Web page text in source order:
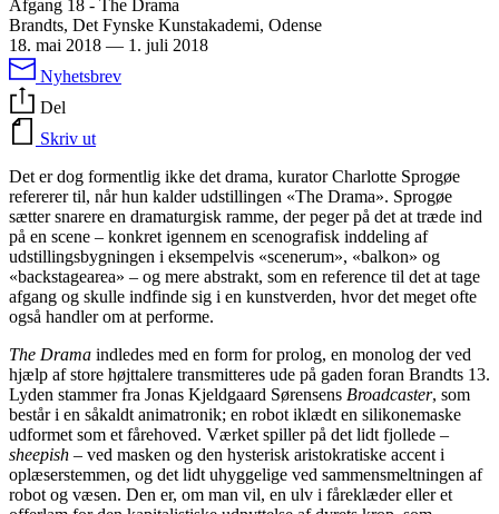
Afgang 18 - The Drama
Brandts, Det Fynske Kunstakademi, Odense
18. mai 2018 — 1. juli 2018
Nyhetsbrev
Del
Skriv ut
Det er dog formentlig ikke det drama, kurator Charlotte Sprogøe
refererer til, når hun kalder udstillingen «The Drama». Sprogøe
sætter snarere en dramaturgisk ramme, der peger på det at træde ind
på en scene – konkret igennem en scenografisk inddeling af
udstillingsbygningen i eksempelvis «scenerum», «balkon» og
«backstagearea» – og mere abstrakt, som en reference til det at tage
afgang og skulle indfinde sig i en kunstverden, hvor det meget ofte
også handler om at performe.
The Drama indledes med en form for prolog, en monolog der ved
hjælp af store højttalere transmitteres ude på gaden foran Brandts 13.
Lyden stammer fra Jonas Kjeldgaard Sørensens Broadcaster, som
består i en såkaldt animatronik; en robot iklædt en silikonemaske
udformet som et fårehoved. Værket spiller på det lidt fjollede –
sheepish – ved masken og den hysterisk aristokratiske accent i
oplæserstemmen, og det lidt uhyggelige ved sammensmeltningen af
robot og væsen. Den er, om man vil, en ulv i fåreklæder eller et